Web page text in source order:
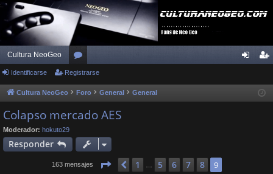
Cultura NeoGeo
or
os ist
Identificarse Registrarse
Cultura NeoGeo Foro General General
Colapso mercado AES
Moderador: hokuto29
Responder
163 mensajes Página 9de9
Anterior
1 … 5 6 7 8 9